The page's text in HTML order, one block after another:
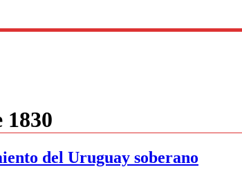
1830
del Uruguay soberano